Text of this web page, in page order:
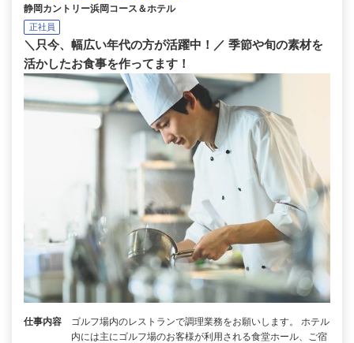
静岡カントリー浜岡コース＆ホテル
正社員
＼只今、幅広い年代の方が活躍中！／ 季節や旬の素材を
活かしたお食事を作ってます！
仕事内容
ゴルフ場内のレストランで調理業務をお願いします。 ホテル
内には主にゴルフ場のお客様が利用される食堂ホール、ご宿